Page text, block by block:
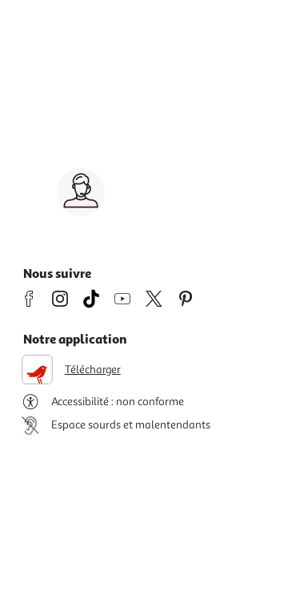
Nous suivre
Notre application
Télécharger
Accessibilité : non conforme
Espace sourds et malentendants